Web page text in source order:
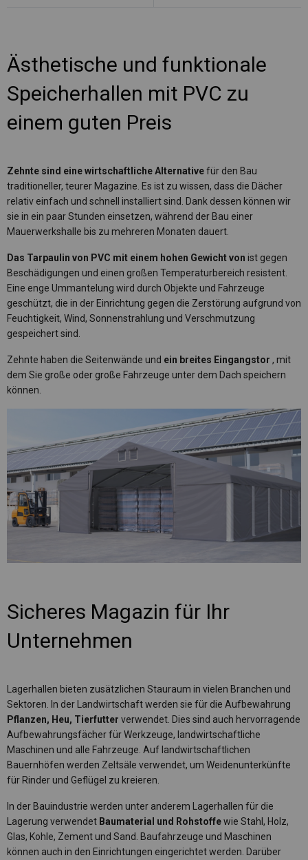
Ästhetische und funktionale
Speicherhallen mit PVC zu
einem guten Preis
Zehnte sind eine wirtschaftliche Alternativefür den Bau
traditioneller, teurer Magazine. Es ist zu wissen, dass die Dächer
relativ einfach und schnell installiert sind. Dank dessen können wir
sie in ein paar Stunden einsetzen, während der Bau einer
Mauerwerkshalle bis zu mehreren Monaten dauert.
Das Tarpaulin von PVC mit einem hohen Gewicht von ist gegen
Beschädigungen und einen großen Temperaturbereich resistent.
Eine enge Ummantelung wird durch Objekte und Fahrzeuge
geschützt, die in der Einrichtung gegen die Zerstörung aufgrund von
Feuchtigkeit, Wind, Sonnenstrahlung und Verschmutzung
gespeichert sind.
Zehnte haben die Seitenwände und ein breites Eingangstor , mit
dem Sie große oder große Fahrzeuge unter dem Dach speichern
können.
Sicheres Magazin für Ihr
Unternehmen
Lagerhallen bieten zusätzlichen Stauraum in vielen Branchen und
Sektoren. In der Landwirtschaft werden sie für die Aufbewahrung
Pflanzen, Heu, Tierfutter verwendet. Dies sind auch hervorragende
Aufbewahrungsfächer für Werkzeuge, landwirtschaftliche
Maschinen und alle Fahrzeuge. Auf landwirtschaftlichen
Bauernhöfen werden Zeltsäle verwendet, um Weidenunterkünfte
für Rinder und Geflügel zu kreieren.
In der Bauindustrie werden unter anderem Lagerhallen für die
Lagerung verwendet Baumaterial und Rohstoffewie Stahl, Holz,
Glas, Kohle, Zement und Sand. Baufahrzeuge und Maschinen
können auch in den Einrichtungen eingerichtet werden. Darüber